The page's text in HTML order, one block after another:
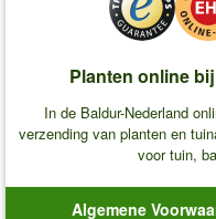
Planten online
In de Baldur-Nederland
verzending van planten en
voor tuin,
Algemene